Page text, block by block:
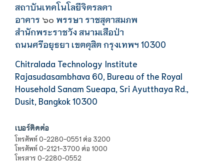
สถาบันเทคโนโลยีจิตรลดา
อาคาร ๖๐ พรรษา ราชสุดาสมภพ
สำนักพระราชวัง สนามเสือป่า
ถนนศรีอยุธยา เขตดุสิต กรุงเทพฯ 10300
Chitralada Technology Institute
Rajasudasambhava 60, Bureau of the Royal
Household Sanam Sueapa, Sri Ayutthaya Rd.,
Dusit, Bangkok 10300
เบอร์ติดต่อ
โทรศัพท์ 0-2280-0551 ต่อ 3200
โทรศัพท์ 0-2121-3700 ต่อ 1000
โทรสาร 0-2280-0552